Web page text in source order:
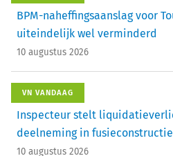
BPM-naheffingsaanslag voor
uiteindelijk wel verminderd
10 augustus 2026
VN VANDAAG
Inspecteur stelt
deelneming in
10 augustus 2026